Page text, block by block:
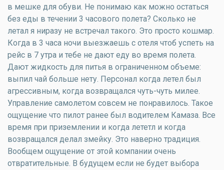
в мешке для обуви. Не понимаю как можно остаться
без еды в течении 3 часового полета? Сколько не
летал я ниразу не встречал такого. Это просто кошмар.
Когда в 3 часа ночи выезжаешь с отеля чтоб успеть на
рейс в 7 утра и тебе не дают еду во время полета.
Дают жидкость для питья в ограниченном объеме:
выпил чай больше нету. Персонал когда летел был
агрессивным, когда возвращался чуть-чуть милее.
Управление самолетом совсем не понравилось. Такое
ощущение что пилот ранее был водителем Камаза. Все
время при приземлении и когда лететл и когда
возвращался делал змейку. Это наверно традиция.
Вообщем ощущение от этой компании очень
отвратительные. В будущем если не будет выбора